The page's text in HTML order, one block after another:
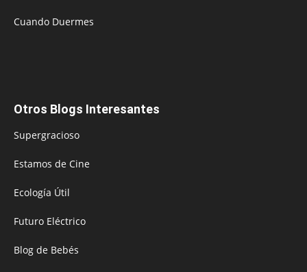
Cuando Duermes
Otros Blogs Interesantes
Supergracioso
Estamos de Cine
Ecología Útil
Futuro Eléctrico
Blog de Bebés